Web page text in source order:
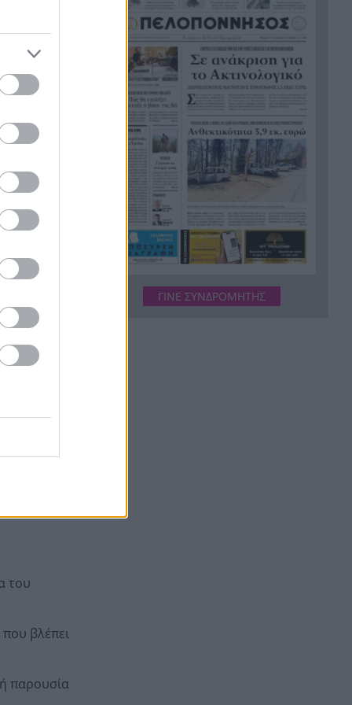
χαλαρή
Μάλιστα,
του
βλέπει
παρουσία
εργασίες τους
20:36 Το τελευταίο «αντίο» στην
τελετή αποτέφρωσης του
συντονιστή που σκοτώθηκε
μετά τη σύγκρουση
ελικοπτέρων στην Ψάθα,
ΦΩΤΟ
Στιγμές αγωνίας και θρίλερ
στο Αίγιο: Οδηγός λεωφορείου
έχασε τις αισθήσεις του και τη
ζωή του! ΦΩΤΟ
20:12 Κόκκινα τα 118 κτίρια στις 325
αυτοψίες των πληγεισών
καταστροφικές πυρκαγιές
ΓΙΝΕ ΣΥΝΔΡΟΜΗΤΗΣ